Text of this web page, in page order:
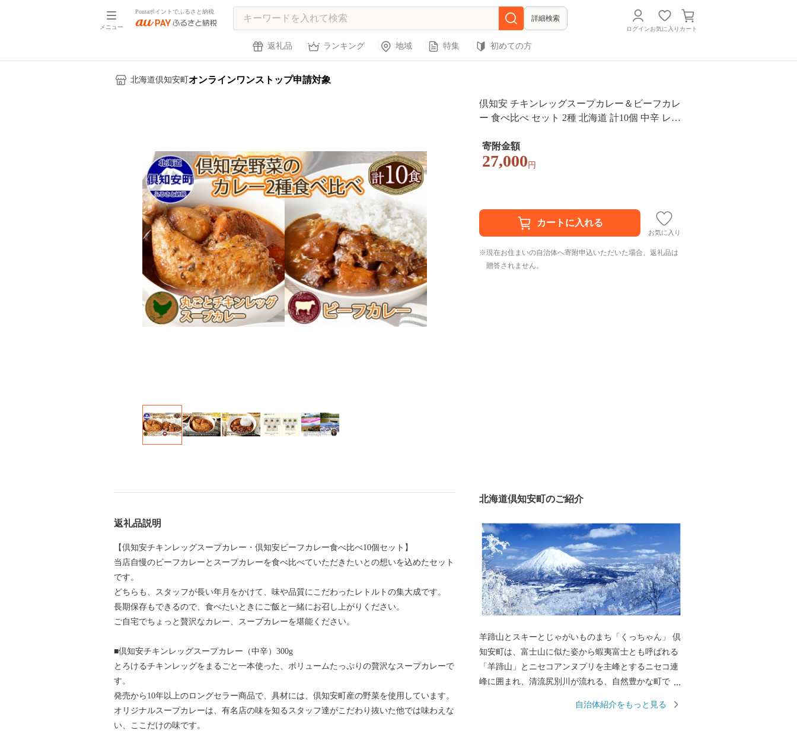
メニュー
Pontaポイントでふるさと納税
詳細検索
ログインお気に入り カート
返礼品 ランキング 地域 特集 初めての方
北海道倶知安町 オンラインワンストップ申請対象
倶知安 チキンレッグスープカレー＆ビーフカレ
ー 食べ比べ セット 2種 北海道 計10個 中辛 レト
も お取り寄せ
寄附金額
27,000 円
お気に入り
現在お住まいの自治体へ寄附申込いただいた場合、返礼品は
贈答されません。
返礼品説明
【倶知安チキンレッグスープカレー・倶知安ビーフカレー食べ比べ10個セット】
当店自慢のビーフカレーとスープカレーを食べ比べていただきたいとの想いを込めたセット
です。
どちらも、スタッフが長い年月をかけて、味や品質にこだわったレトルトの集大成です。
長期保存もできるので、食べたいときにご飯と一緒にお召し上がりください。
ご自宅でちょっと贅沢なカレー、スープカレーを堪能ください。
■倶知安チキンレッグスープカレー（中辛）300g
とろけるチキンレッグをまるごと一本使った、ボリュームたっぷりの贅沢なスープカレーで
す。
発売から10年以上のロングセラー商品で、具材には、倶知安町産の野菜を使用しています。
オリジナルスープカレーは、有名店の味を知るスタッフ達がこだわり抜いた他では味わえな
い、ここだけの味です。
北海道倶知安町のご紹介
羊蹄山とスキーとじゃがいものまち「くっちゃん」 倶
知安町は、富士山に似た姿から蝦夷富士とも呼ばれる
「羊蹄山」とニセコアンヌプリを主峰とするニセコ連
峰に囲まれ、清流尻別川が流れる、自然豊かな町で
イクリング、登山、ゴルフなどのアウトドアスポーツ
自治体紹介をもっと見る